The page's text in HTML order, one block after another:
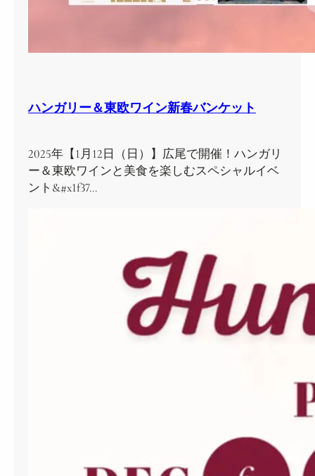
ハンガリー＆東欧ワイン新春バンケット
2025年【1月12日（日）】広尾で開催！ハンガリ
ー＆東欧ワインと美食を楽しむスペシャルイベ
ント&#x1f37…